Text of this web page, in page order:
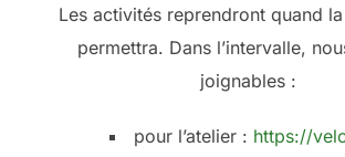
Les activités reprendront quand
permettra. Dans l’intervalle,
joignables :
pour l’atelier : https://